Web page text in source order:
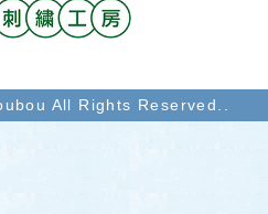
All Rights Reserved..